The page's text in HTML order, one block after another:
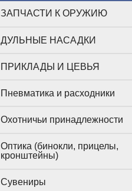
ЗАПЧАСТИ К ОРУЖИЮ
ДУЛЬНЫЕ НАСАДКИ
ПРИКЛАДЫ И ЦЕВЬЯ
Пневматика и расходники
Охотничьи принадлежности
Оптика (бинокли, прицелы,
кронштейны)
Сувениры